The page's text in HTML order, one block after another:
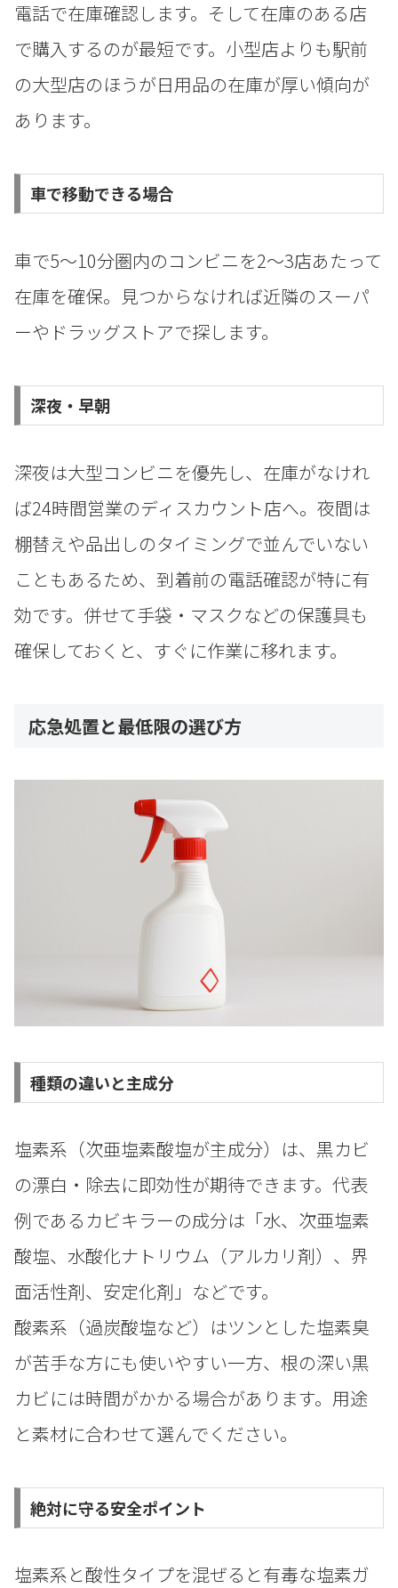
電話で在庫確認します。そして在庫のある店
で購入するのが最短です。小型店よりも駅前
の大型店のほうが日用品の在庫が厚い傾向が
あります。
車で移動できる場合
車で5〜10分圏内のコンビニを2〜3店あたって
在庫を確保。見つからなければ近隣のスーパ
ーやドラッグストアで探します。
深夜・早朝
深夜は大型コンビニを優先し、在庫がなけれ
ば24時間営業のディスカウント店へ。夜間は
棚替えや品出しのタイミングで並んでいない
こともあるため、到着前の電話確認が特に有
効です。併せて手袋・マスクなどの保護具も
確保しておくと、すぐに作業に移れます。
応急処置と最低限の選び方
種類の違いと主成分
塩素系（次亜塩素酸塩が主成分）は、黒カビ
の漂白・除去に即効性が期待できます。代表
例であるカビキラーの成分は「水、次亜塩素
酸塩、水酸化ナトリウム（アルカリ剤）、界
面活性剤、安定化剤」などです。
酸素系（過炭酸塩など）はツンとした塩素臭
が苦手な方にも使いやすい一方、根の深い黒
カビには時間がかかる場合があります。用途
と素材に合わせて選んでください。
絶対に守る安全ポイント
塩素系と酸性タイプを混ぜると有毒な塩素ガ